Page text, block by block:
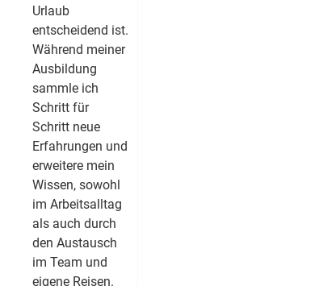
Urlaub
entscheidend ist.
Während meiner
Ausbildung
sammle ich
Schritt für
Schritt neue
Erfahrungen und
erweitere mein
Wissen, sowohl
im Arbeitsalltag
als auch durch
den Austausch
im Team und
eigene Reisen.